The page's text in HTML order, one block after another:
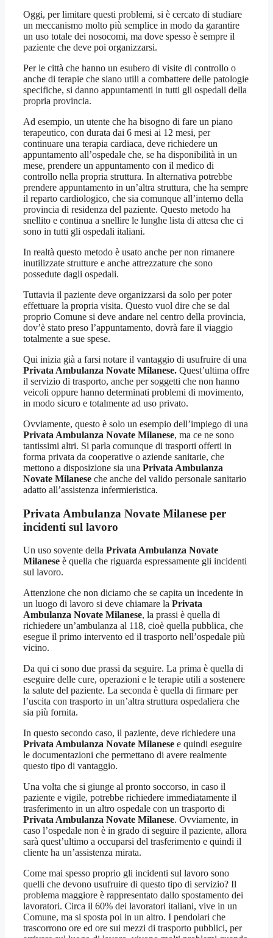
Oggi, per limitare questi problemi, si è cercato di studiare
un meccanismo molto più semplice in modo da garantire
un uso totale dei nosocomi, ma dove spesso è sempre il
paziente che deve poi organizzarsi.
Per le città che hanno un esubero di visite di controllo o
anche di terapie che siano utili a combattere delle patologie
specifiche, si danno appuntamenti in tutti gli ospedali della
propria provincia.
Ad esempio, un utente che ha bisogno di fare un piano
terapeutico, con durata dai 6 mesi ai 12 mesi, per
continuare una terapia cardiaca, deve richiedere un
appuntamento all’ospedale che, se ha disponibilità in un
mese, prendere un appuntamento con il medico di
controllo nella propria struttura. In alternativa potrebbe
prendere appuntamento in un’altra struttura, che ha sempre
il reparto cardiologico, che sia comunque all’interno della
provincia di residenza del paziente. Questo metodo ha
snellito e continua a snellire le lunghe lista di attesa che ci
sono in tutti gli ospedali italiani.
In realtà questo metodo è usato anche per non rimanere
inutilizzate strutture e anche attrezzature che sono
possedute dagli ospedali.
Tuttavia il paziente deve organizzarsi da solo per poter
effettuare la propria visita. Questo vuol dire che se dal
proprio Comune si deve andare nel centro della provincia,
dov’è stato preso l’appuntamento, dovrà fare il viaggio
totalmente a sue spese.
Qui inizia già a farsi notare il vantaggio di usufruire di una
Privata Ambulanza Novate Milanese. Quest’ultima offre
il servizio di trasporto, anche per soggetti che non hanno
veicoli oppure hanno determinati problemi di movimento,
in modo sicuro e totalmente ad uso privato.
Ovviamente, questo è solo un esempio dell’impiego di una
Privata Ambulanza Novate Milanese, ma ce ne sono
tantissimi altri. Si parla comunque di trasporti offerti in
forma privata da cooperative o aziende sanitarie, che
mettono a disposizione sia una Privata Ambulanza
Novate Milanese che anche del valido personale sanitario
adatto all’assistenza infermieristica.
Privata Ambulanza Novate Milanese per
incidenti sul lavoro
Un uso sovente della Privata Ambulanza Novate
Milanese è quella che riguarda espressamente gli incidenti
sul lavoro.
Attenzione che non diciamo che se capita un incedente in
un luogo di lavoro si deve chiamare la Privata
Ambulanza Novate Milanese, la prassi è quella di
richiedere un’ambulanza al 118, cioè quella pubblica, che
esegue il primo intervento ed il trasporto nell’ospedale più
vicino.
Da qui ci sono due prassi da seguire. La prima è quella di
eseguire delle cure, operazioni e le terapie utili a sostenere
la salute del paziente. La seconda è quella di firmare per
l’uscita con trasporto in un’altra struttura ospedaliera che
sia più fornita.
In questo secondo caso, il paziente, deve richiedere una
Privata Ambulanza Novate Milanese e quindi eseguire
le documentazioni che permettano di avere realmente
questo tipo di vantaggio.
Una volta che si giunge al pronto soccorso, in caso il
paziente e vigile, potrebbe richiedere immediatamente il
trasferimento in un altro ospedale con un trasporto di
Privata Ambulanza Novate Milanese. Ovviamente, in
caso l’ospedale non è in grado di seguire il paziente, allora
sarà quest’ultimo a occuparsi del trasferimento e quindi il
cliente ha un’assistenza mirata.
Come mai spesso proprio gli incidenti sul lavoro sono
quelli che devono usufruire di questo tipo di servizio? Il
problema maggiore è rappresentato dallo spostamento dei
lavoratori. Circa il 60% dei lavoratori italiani, vive in un
Comune, ma si sposta poi in un altro. I pendolari che
trascorrono ore ed ore sui mezzi di trasporto pubblici, per